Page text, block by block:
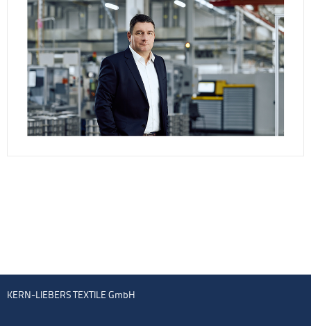
KERN-LIEBERS TEXTILE GmbH